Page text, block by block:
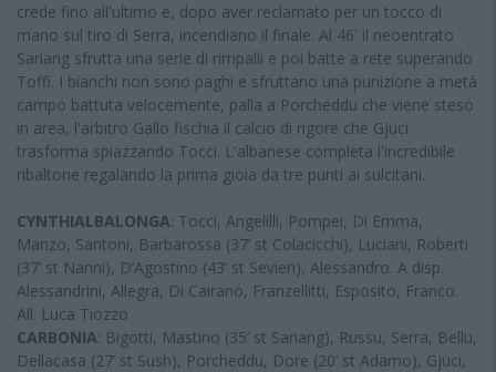
crede fino all'ultimo e, dopo aver reclamato per un tocco di
mano sul tiro di Serra, incendiano il finale. Al 46' il neoentrato
Sariang sfrutta una serie di rimpalli e poi batte a rete superando
Toffi. I bianchi non sono paghi e sfruttano una punizione a metà
campo battuta velocemente, palla a Porcheddu che viene steso
in area, l'arbitro Gallo fischia il calcio di rigore che Gjuci
trasforma spiazzando Tocci. L'albanese completa l'incredibile
ribaltone regalando la prima gioia da tre punti ai sulcitani.
CYNTHIALBALONGA: Tocci, Angelilli, Pompei, Di Emma,
Manzo, Santoni, Barbarossa (37’ st Colacicchi), Luciani, Roberti
(37’ st Nanni), D’Agostino (43’ st Sevieri), Alessandro. A disp.
Alessandrini, Allegra, Di Cairano, Franzellitti, Esposito, Franco.
All. Luca Tiozzo
CARBONIA: Bigotti, Mastino (35’ st Sariang), Russu, Serra, Bellu,
Dellacasa (27’ st Sush), Porcheddu, Dore (20’ st Adamo), Gjuci,